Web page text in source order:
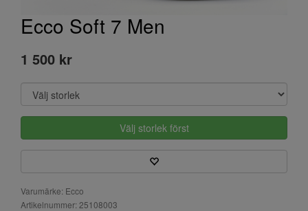
Ecco Soft 7 Men
1 500 kr
Välj storlek först
Varumärke: Ecco
Artikelnummer: 25108003